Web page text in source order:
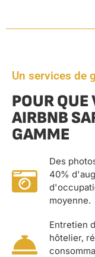
Un services de
POUR QUE
AIRBNB
GAMME
Des
40%
moyenne.
Entretien
hôtelier,